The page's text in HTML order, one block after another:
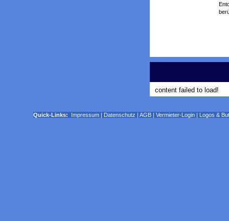
content failed to load!
Quick-Links: Impressum | Datenschutz | AGB | Vermieter-Login | Logos &